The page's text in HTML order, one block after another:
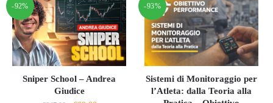
-92%
Sniper School – Andrea
Giudice
-93%
Sistemi di Monitoraggio per
l’Atleta: dalla Teoria alla